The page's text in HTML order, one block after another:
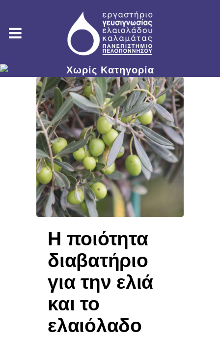
Χωρίς Κατηγορία
Η ποιότητα
διαβατήριο
για την ελιά
και το
ελαιόλαδο